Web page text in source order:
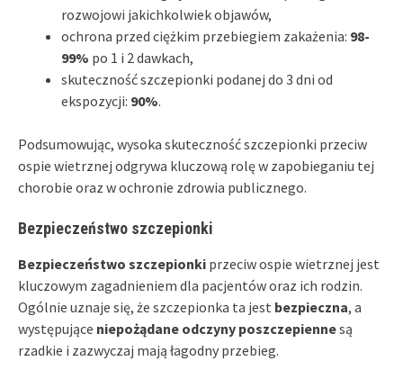
rozwojowi jakichkolwiek objawów,
ochrona przed ciężkim przebiegiem zakażenia: 98-
99% po 1 i 2 dawkach,
skuteczność szczepionki podanej do 3 dni od
ekspozycji: 90%.
Podsumowując, wysoka skuteczność szczepionki przeciw
ospie wietrznej odgrywa kluczową rolę w zapobieganiu tej
chorobie oraz w ochronie zdrowia publicznego.
Bezpieczeństwo szczepionki
Bezpieczeństwo szczepionki przeciw ospie wietrznej jest
kluczowym zagadnieniem dla pacjentów oraz ich rodzin.
Ogólnie uznaje się, że szczepionka ta jest bezpieczna, a
występujące niepożądane odczyny poszczepiennesą
rzadkie i zazwyczaj mają łagodny przebieg.